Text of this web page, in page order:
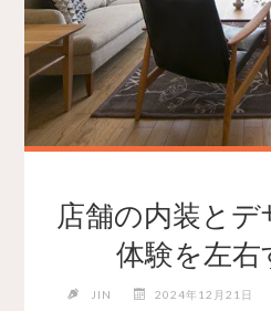
店舗の内装と
体験を左右
JIN 2024年12月21日